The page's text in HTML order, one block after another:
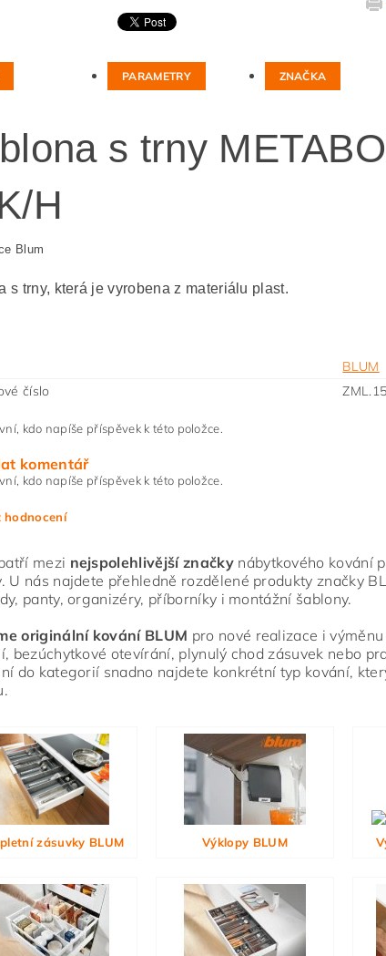
PARAMETRY ZNAČKA
s trny
H
Blum
s trny, která je vyrobena z materiálu plast.
BLUM
číslo
kdo napíše příspěvek k této položce.
komentář
kdo napíše příspěvek k této položce.
hodnocení
hodnocení souhlasíte s podmínkami ochrany osobních údajů
mezi nejspolehlivější značkynábytkového kování
U nás najdete přehledně rozdělené produkty značky
panty, organizéry, příborníky i montážní šablony.
originální kování BLUM pro nové realizace i
bezúchytkové otevírání, plynulý chod zásuvek nebo
do kategorií snadno najdete konkrétní typ kování,
zásuvky BLUM Výklopy BLUM